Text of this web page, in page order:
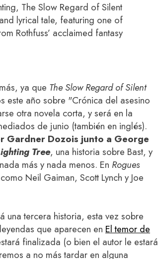
The Slow Regard of Silent
lyrical tale, featuring one of
Rothfuss’ acclaimed fantasy
ya que The Slow Regard of Silent
este año sobre "Crónica del asesino
otra novela corta, y será en la
de junio (también en inglés).
Gardner Dozois junto a George
Tree, una historia sobre Bast, y
más y nada menos. En Rogues
Neil Gaiman, Scott Lynch y Joe
una tercera historia, esta vez sobre
que aparecen en El temor de
finalizada (o bien el autor le estará
a no más tardar en alguna